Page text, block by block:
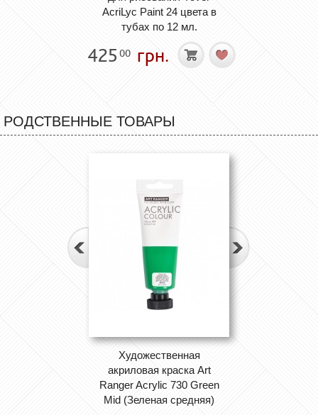
AcriLyc Paint 24 цвета в
тубах по 12 мл.
425 00 грн.
РОДСТВЕННЫЕ ТОВАРЫ
Художественная
акриловая краска Art
Ranger Acrylic 730 Green
Mid (Зеленая средняя)